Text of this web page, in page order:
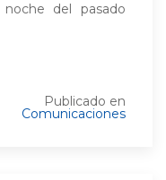
del pasado
Publicado en
Comunicaciones